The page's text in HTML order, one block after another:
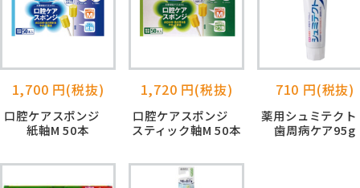
1,700 円(税抜)
口腔ケアスポンジ
紙軸M 50本
1,720 円(税抜)
口腔ケアスポンジ
スティック軸M 50本
710 円(税抜)
薬用シュミテク
歯周病ケア95g